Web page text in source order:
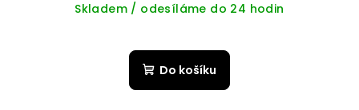
Skladem / odesíláme do 24 hodin
Do košíku